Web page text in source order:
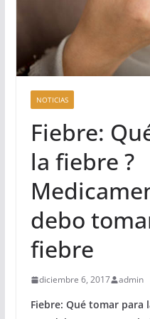
NOTICIAS
Fiebre:
la fiebre ?
debo
fiebre
diciembre 6, 2017 admin
Fiebre: Qué tomar para